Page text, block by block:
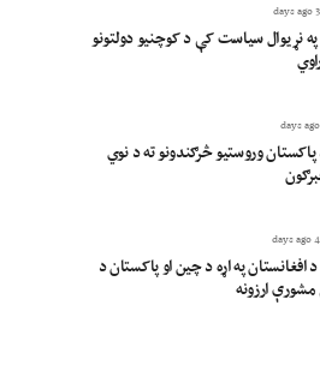
3 days ago
نړیوال سیاست کې د کوچنیو دولتونو
وروستیو څرګندونو ته د نوي
4 days ago
افغانستان په اړه د چین او پاکستان د
مشورې ارزونه